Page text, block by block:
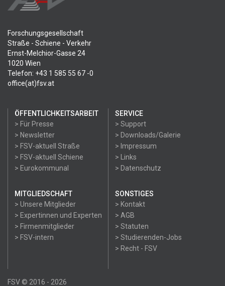
Forschungsgesellschaft
Straße - Schiene - Verkehr
Ernst-Melchior-Gasse 24
1020 Wien
Telefon: +43 1 585 55 67 -0
office(at)fsv.at
ÖFFENTLICHKEITSARBEIT
> Für Presse
> Newsletter
> FSV-aktuell Straße
> FSV-aktuell Schiene
> Eurokommunal
SERVICE
> Support
> Downloads/Galerie
> Impressum
> Links
> Datenschutz
MITGLIEDSCHAFT
> Unsere Mitglieder
> Expertinnen und Experten
> Firmenmitglieder
> FSV-intern
SONSTIGES
> Kontakt
> AGB
> Statuten
> Studierenden-Jobs
> Recht - FSV
FSV © 2016 - 2026